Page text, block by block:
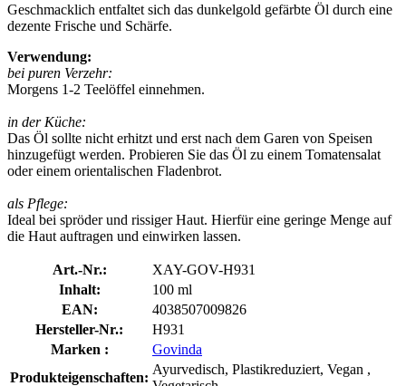
Geschmacklich entfaltet sich das dunkelgold gefärbte Öl durch eine
dezente Frische und Schärfe.
Verwendung:
bei puren Verzehr:
Morgens 1-2 Teelöffel einnehmen.
in der Küche:
Das Öl sollte nicht erhitzt und erst nach dem Garen von Speisen
hinzugefügt werden. Probieren Sie das Öl zu einem Tomatensalat
oder einem orientalischen Fladenbrot.
als Pflege:
Ideal bei spröder und rissiger Haut. Hierfür eine geringe Menge auf
die Haut auftragen und einwirken lassen.
Art.-Nr.:
XAY-GOV-H931
Inhalt:
100 ml
EAN:
4038507009826
Hersteller-Nr.:
H931
Marken :
Govinda
Produkteigenschaften:
Ayurvedisch, Plastikreduziert, Vegan ,